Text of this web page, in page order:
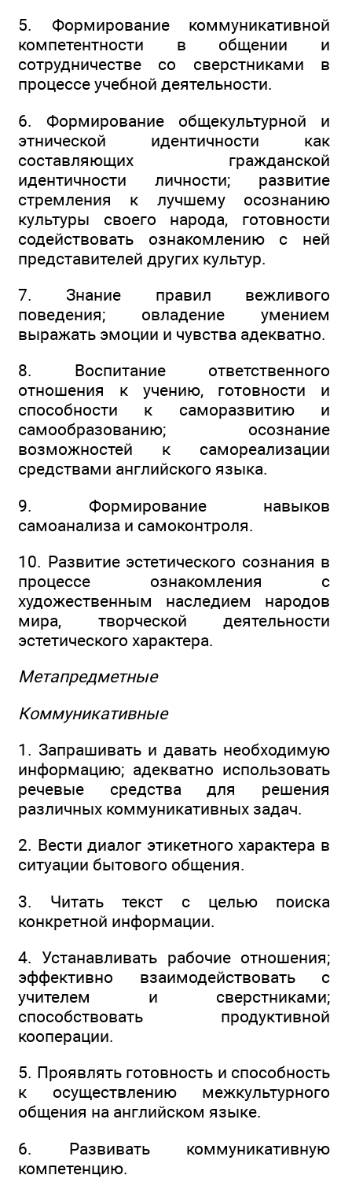
5. Формирование коммуникативной
компетентности в общении и
сотрудничестве со сверстниками в
процессе учебной деятельности.
6. Формирование общекультурной и
этнической идентичности как
составляющих гражданской
идентичности личности; развитие
стремления к лучшему осознанию
культуры своего народа, готовности
содействовать ознакомлению с ней
представителей других культур.
7. Знание правил вежливого
поведения; овладение умением
выражать эмоции и чувства адекватно.
8. Воспитание ответственного
отношения к учению, готовности и
способности к саморазвитию и
самообразованию; осознание
возможностей к самореализации
средствами английского языка.
9. Формирование навыков
самоанализа и самоконтроля.
10. Развитие эстетического сознания в
процессе ознакомления с
художественным наследием народов
мира, творческой деятельности
эстетического характера.
Метапредметные
Коммуникативные
1. Запрашивать и давать необходимую
информацию; адекватно использовать
речевые средства для решения
различных коммуникативных задач.
2. Вести диалог этикетного характера в
ситуации бытового общения.
3. Читать текст с целью поиска
конкретной информации.
4. Устанавливать рабочие отношения;
эффективно взаимодействовать с
учителем и сверстниками;
способствовать продуктивной
кооперации.
5. Проявлять готовность и способность
к осуществлению межкультурного
общения на английском языке.
6. Развивать коммуникативную
компетенцию.